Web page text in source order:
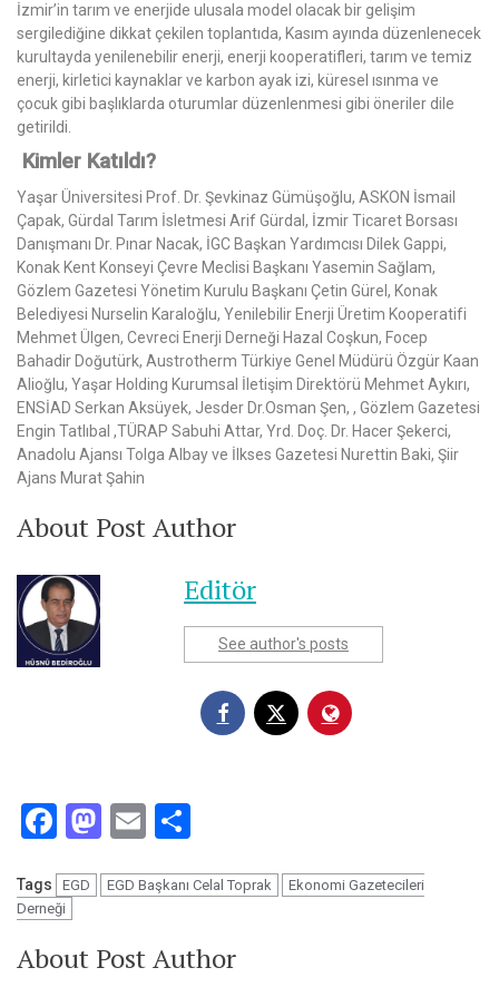
İzmir’in tarım ve enerjide ulusala model olacak bir gelişim
sergilediğine dikkat çekilen toplantıda, Kasım ayında düzenlenecek
kurultayda yenilenebilir enerji, enerji kooperatifleri, tarım ve temiz
enerji, kirletici kaynaklar ve karbon ayak izi, küresel ısınma ve
çocuk gibi başlıklarda oturumlar düzenlenmesi gibi öneriler dile
getirildi.
Kimler Katıldı?
Yaşar Üniversitesi Prof. Dr. Şevkinaz Gümüşoğlu, ASKON İsmail
Çapak, Gürdal Tarım İsletmesi Arif Gürdal, İzmir Ticaret Borsası
Danışmanı Dr. Pınar Nacak, İGC Başkan Yardımcısı Dilek Gappi,
Konak Kent Konseyi Çevre Meclisi Başkanı Yasemin Sağlam,
Gözlem Gazetesi Yönetim Kurulu Başkanı Çetin Gürel, Konak
Belediyesi Nurselin Karaloğlu, Yenilebilir Enerji Üretim Kooperatifi
Mehmet Ülgen, Cevreci Enerji Derneği Hazal Coşkun, Focep
Bahadir Doğutürk, Austrotherm Türkiye Genel Müdürü Özgür Kaan
Alioğlu, Yaşar Holding Kurumsal İletişim Direktörü Mehmet Aykırı,
ENSİAD Serkan Aksüyek, Jesder Dr.Osman Şen, , Gözlem Gazetesi
Engin Tatlıbal ,TÜRAP Sabuhi Attar, Yrd. Doç. Dr. Hacer Şekerci,
Anadolu Ajansı Tolga Albay ve İlkses Gazetesi Nurettin Baki, Şiir
Ajans Murat Şahin
About Post Author
Editör
See author's posts
Facebook
Mastodon
Email
Tags EGD EGD Başkanı Celal Toprak
Ekonomi Gazetecileri
Derneği
About Post Author